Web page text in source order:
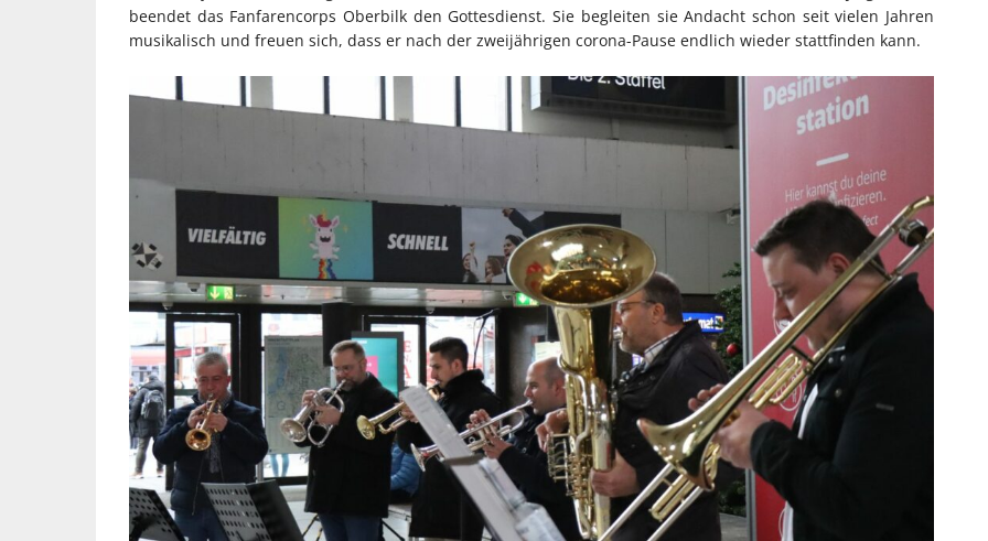
beendet das Fanfarencorps Oberbilk den Gottesdienst. Sie begleiten sie Andacht schon seit vielen Jahren
musikalisch und freuen sich, dass er nach der zweijährigen corona-Pause endlich wieder stattfinden kann.